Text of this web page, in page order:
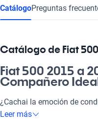
CatálogoPreguntas
Catálogo de Fiat
Fiat 500 2015 a
Compañero
¿Cachai la emoción de
versatilidad? El Fiat 500
Leer más